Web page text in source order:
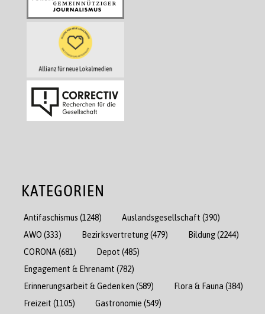
KATEGORIEN
Antifaschismus (1248) Auslandsgesellschaft (390)
AWO (333) Bezirksvertretung(479) Bildung(2244)
CORONA (681) Depot (485)
Engagement & Ehrenamt (782)
Erinnerungsarbeit & Gedenken (589) Flora & Fauna (384)
Freizeit (1105) Gastronomie (549)